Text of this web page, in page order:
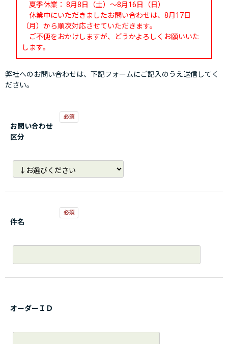
夏季休業： 8月8日（土）～8月16日（日）
休業中にいただきましたお問い合わせは、8月17日
（月）から順次対応させていただきます。
ご不便をおかけしますが、どうかよろしくお願いいた
します。
弊社へのお問い合わせは、下記フォームにご記入のうえ送信してく
ださい。
お問い合わせ
区分
件名
オーダーＩＤ